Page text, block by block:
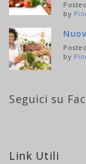
by
by
Seguici su
Link Utili